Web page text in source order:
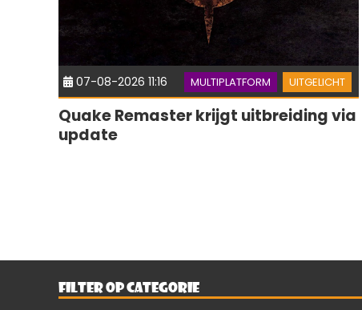
07-08-2026 11:16 MULTIPLATFORM UITGELICHT
Quake Remaster krijgt uitbreiding via
update
FILTER OP CATEGORIE